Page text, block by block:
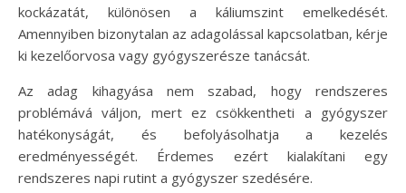
kockázatát, különösen a káliumszint emelkedését.
Amennyiben bizonytalan az adagolással kapcsolatban, kérje
ki kezelőorvosa vagy gyógyszerésze tanácsát.
Az adag kihagyása nem szabad, hogy rendszeres
problémává váljon, mert ez csökkentheti a gyógyszer
hatékonyságát, és befolyásolhatja a kezelés
eredményességét. Érdemes ezért kialakítani egy
rendszeres napi rutint a gyógyszer szedésére.